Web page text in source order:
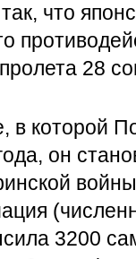
что
28
в которой
он
3200